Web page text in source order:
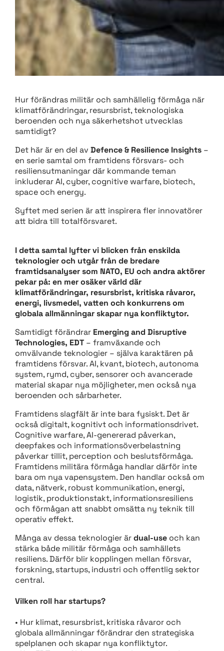
Hur förändras militär och samhällelig förmåga när
klimatförändringar, resursbrist, teknologiska
beroenden och nya säkerhetshot utvecklas
samtidigt?
Det här är en del avDefence & Resilience Insights –
en serie samtal om framtidens försvars- och
resiliensutmaningar där kommande teman
inkluderar AI, cyber, cognitive warfare, biotech,
space och energy.
Syftet med serien är att inspirera fler innovatörer
att bidra till totalförsvaret.
I detta samtal lyfter vi blicken från enskilda
teknologier och utgår från de bredare
framtidsanalyser som NATO, EU och andra aktörer
pekar på: en mer osäker värld där
klimatförändringar, resursbrist, kritiska råvaror,
energi, livsmedel, vatten och konkurrens om
globala allmänningar skapar nya konfliktytor.
Samtidigt förändrar Emerging and Disruptive
Technologies, EDT – framväxande och
omvälvande teknologier – själva karaktären på
framtidens försvar. AI, kvant, biotech, autonoma
system, rymd, cyber, sensorer och avancerade
material skapar nya möjligheter, men också nya
beroenden och sårbarheter.
Framtidens slagfält är inte bara fysiskt. Det är
också digitalt, kognitivt och informationsdrivet.
Cognitive warfare, AI-genererad påverkan,
deepfakes och informationsöverbelastning
påverkar tillit, perception och beslutsförmåga.
Framtidens militära förmåga handlar därför inte
bara om nya vapensystem. Den handlar också om
data, nätverk, robust kommunikation, energi,
logistik, produktionstakt, informationsresiliens
och förmågan att snabbt omsätta ny teknik till
operativ effekt.
Många av dessa teknologier ärdual-use och kan
stärka både militär förmåga och samhällets
resiliens. Därför blir kopplingen mellan försvar,
forskning, startups, industri och offentlig sektor
central.
Vilken roll har startups?
• Hur klimat, resursbrist, kritiska råvaror och
globala allmänningar förändrar den strategiska
spelplanen och skapar nya konfliktytor.